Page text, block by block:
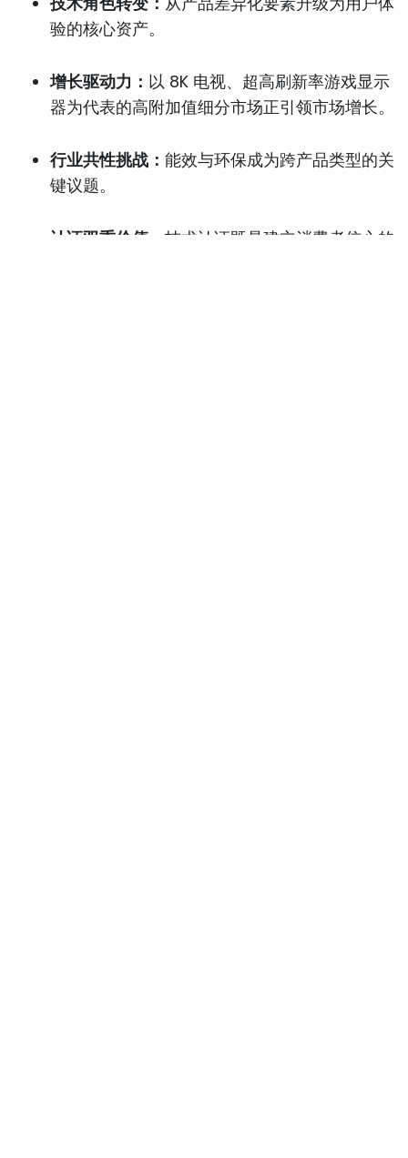
验的核心资产。
增长驱动力： 以 8K 电视、超高刷新率游戏显示
器为代表的高附加值细分市场正引领市场增长。
行业共性挑战： 能效与环保成为跨产品类型的关
键议题。
认证双重价值： 技术认证既是建立消费者信心的